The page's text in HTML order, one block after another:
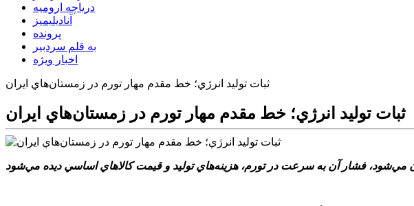
دریاچه ارومیه
آنادیلیمیز
پرونده
به قلم سردبیر
اخبار ویژه
ثبات توليد انرژي؛ خط مقدم مهار تورم در زمستان‌هاي ايران
ثبات توليد انرژي؛ خط مقدم مهار تورم در زمستان‌هاي ايران